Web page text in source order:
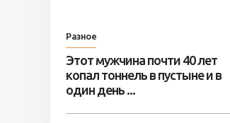
Разное
Этот мужчина почти 40 лет
копал тоннель в пустыне и в
один день ...